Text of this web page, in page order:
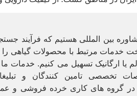
بین المللی هستیم که فرآیند
خدمات مرتبط با محصولات گیاهی را
یا ارگانیک تسهیل می کنیم. خدمات ما
تخصصی تامین کنندگان و
در گروه های کاری خرده فروشی و